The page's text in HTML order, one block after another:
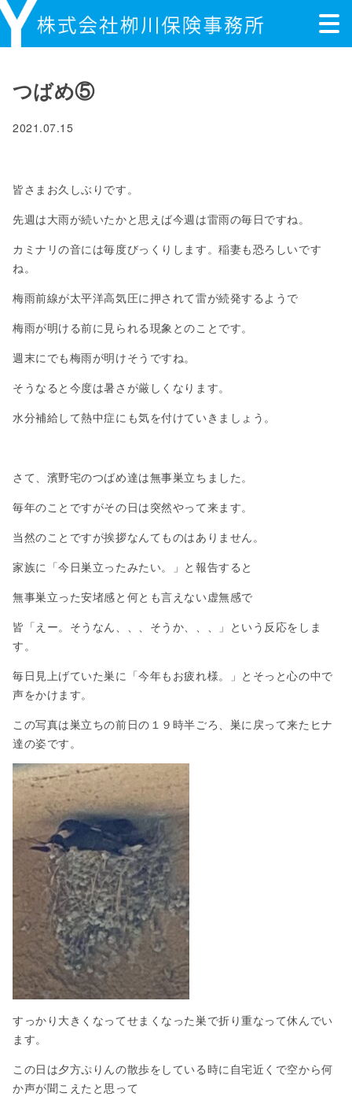
つばめ⑤
2021.07.15
皆さまお久しぶりです。
先週は大雨が続いたかと思えば今週は雷雨の毎日ですね。
カミナリの音には毎度びっくりします。稲妻も恐ろしいです
ね。
梅雨前線が太平洋高気圧に押されて雷が続発するようで
梅雨が明ける前に見られる現象とのことです。
週末にでも梅雨が明けそうですね。
そうなると今度は暑さが厳しくなります。
水分補給して熱中症にも気を付けていきましょう。
さて、濱野宅のつばめ達は無事巣立ちました。
毎年のことですがその日は突然やって来ます。
当然のことですが挨拶なんてものはありません。
家族に「今日巣立ったみたい。」と報告すると
無事巣立った安堵感と何とも言えない虚無感で
皆「えー。そうなん、、、そうか、、、」という反応をしま
す。
毎日見上げていた巣に「今年もお疲れ様。」とそっと心の中で
声をかけます。
この写真は巣立ちの前日の１９時半ごろ、巣に戻って来たヒナ
達の姿です。
すっかり大きくなってせまくなった巣で折り重なって休んでい
ます。
この日は夕方ぷりんの散歩をしている時に自宅近くで空から何
か声が聞こえたと思って